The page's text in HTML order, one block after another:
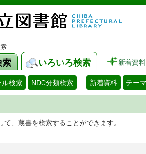
索 いろいろ検索 新着資料
ル検索 NDC分類検索 新着資料 テー
て、蔵書を検索することができます。